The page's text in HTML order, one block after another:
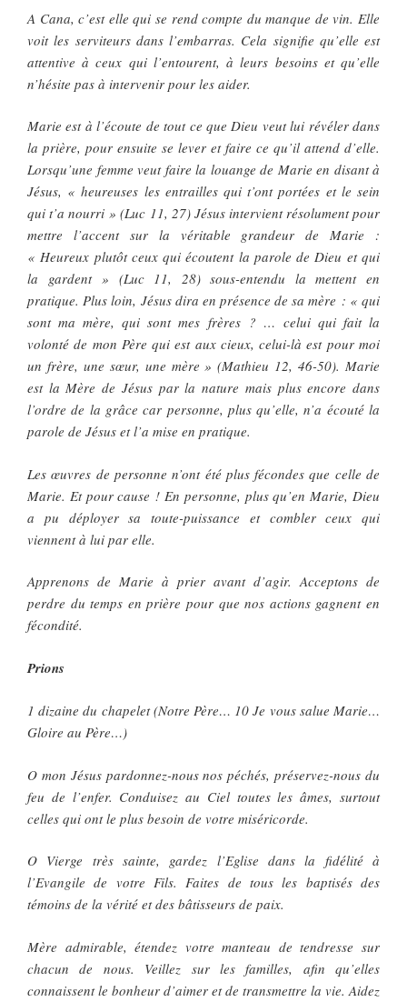
A Cana, c’est elle qui se rend compte du manque de vin. Elle
voit les serviteurs dans l’embarras. Cela signifie qu’elle est
attentive à ceux qui l’entourent, à leurs besoins et qu’elle
n’hésite pas à intervenir pour les aider.
Marie est à l’écoute de tout ce que Dieu veut lui révéler dans
la prière, pour ensuite se lever et faire ce qu’il attend d’elle.
Lorsqu’une femme veut faire la louange de Marie en disant à
Jésus, « heureuses les entrailles qui t’ont portées et le sein
qui t’a nourri » (Luc 11, 27) Jésus intervient résolument pour
mettre l’accent sur la véritable grandeur de Marie :
« Heureux plutôt ceux qui écoutent la parole de Dieu et qui
la gardent » (Luc 11, 28) sous-entendu la mettent en
pratique. Plus loin, Jésus dira en présence de sa mère : « qui
sont ma mère, qui sont mes frères ? … celui qui fait la
volonté de mon Père qui est aux cieux, celui-là est pour moi
un frère, une sœur, une mère » (Mathieu 12, 46-50). Marie
est la Mère de Jésus par la nature mais plus encore dans
l’ordre de la grâce car personne, plus qu’elle, n’a écouté la
parole de Jésus et l’a mise en pratique.
Les œuvres de personne n’ont été plus fécondes que celle de
Marie. Et pour cause ! En personne, plus qu’en Marie, Dieu
a pu déployer sa toute-puissance et combler ceux qui
viennent à lui par elle.
Apprenons de Marie à prier avant d’agir. Acceptons de
perdre du temps en prière pour que nos actions gagnent en
fécondité.
Prions
1 dizaine du chapelet (Notre Père… 10 Je vous salue Marie…
Gloire au Père…)
O mon Jésus pardonnez-nous nos péchés, préservez-nous du
feu de l’enfer. Conduisez au Ciel toutes les âmes, surtout
celles qui ont le plus besoin de votre miséricorde.
O Vierge très sainte, gardez l’Eglise dans la fidélité à
l’Evangile de votre Fils. Faites de tous les baptisés des
témoins de la vérité et des bâtisseurs de paix.
Mère admirable, étendez votre manteau de tendresse sur
chacun de nous. Veillez sur les familles, afin qu’elles
connaissent le bonheur d’aimer et de transmettre la vie. Aidez